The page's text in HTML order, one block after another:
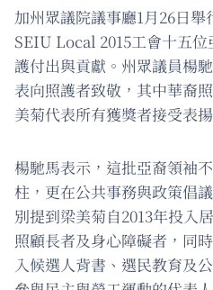
加州眾議院議事廳1月26日
SEIU Local 2015工會十五
護付出與貢獻。州眾議員楊
表向照護者致敬，其中華裔
美菊代表所有獲獎者接受表
楊馳馬表示，這批亞裔領袖
柱，更在公共事務與政策倡
別提到梁美菊自2013年投入
照顧長者及身心障礙者，同
入候選人背書、選民教育及